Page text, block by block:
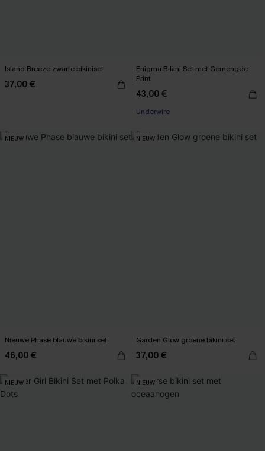
Island Breeze zwarte bikiniset
37,00 €
Enigma Bikini Set met Gemengde
Print
43,00 €
Underwire
NIEUW
Nieuwe Phase blauwe bikini set
46,00 €
NIEUW
Garden Glow groene bikini set
37,00 €
NIEUW NIEUW